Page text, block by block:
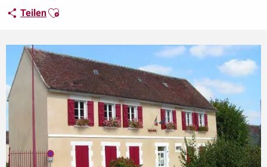
TeilenAjouter aux favoris